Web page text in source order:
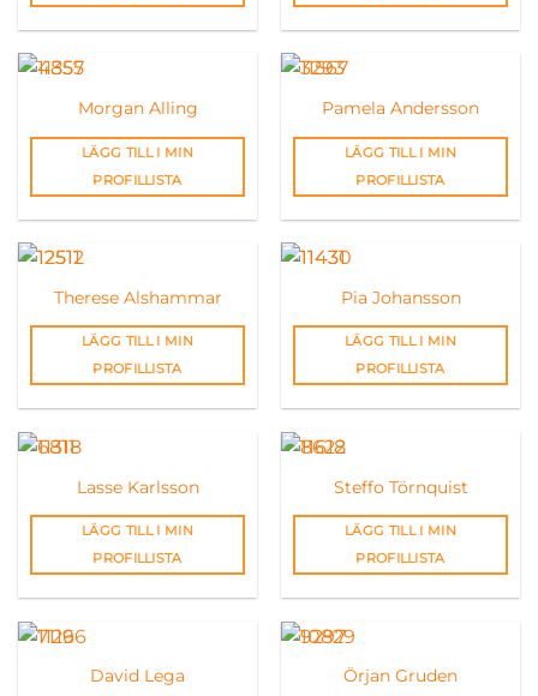
Morgan Alling
LÄGG TILL I MIN
PROFILLISTA
Pamela Andersson
LÄGG TILL I MIN
PROFILLISTA
Therese Alshammar
LÄGG TILL I MIN
PROFILLISTA
Pia Johansson
LÄGG TILL I MIN
PROFILLISTA
Lasse Karlsson
LÄGG TILL I MIN
PROFILLISTA
Steffo Törnquist
LÄGG TILL I MIN
PROFILLISTA
David Lega Örjan Gruden